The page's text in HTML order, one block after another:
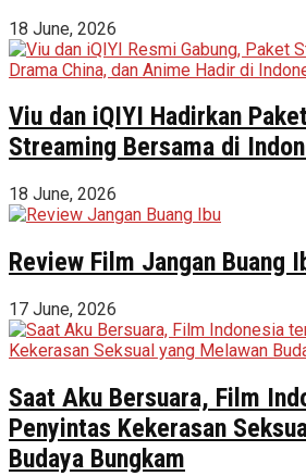
18 June, 2026
Viu dan iQIYI Hadirkan
Streaming Bersama di
18 June, 2026
Review Film Jangan Buang
17 June, 2026
Saat Aku Bersuara, Film
Penyintas Kekerasan
Budaya Bungkam